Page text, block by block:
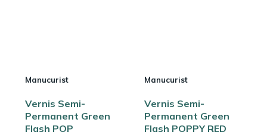
Manucurist
Vernis Semi-
Permanent Green
Flash POP
Manucurist
Vernis Semi-
Permanent Green
Flash POPPY RED